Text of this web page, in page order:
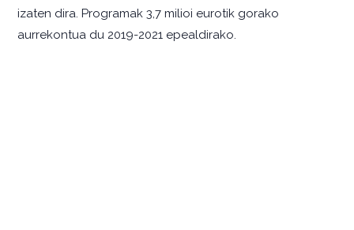
izaten dira. Programak 3,7 milioi eurotik gorako
aurrekontua du 2019-2021 epealdirako.